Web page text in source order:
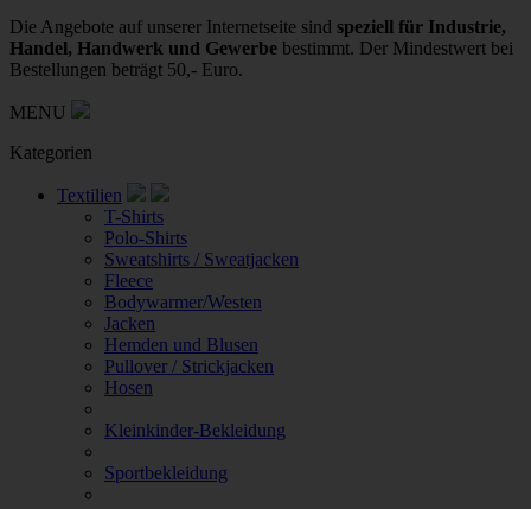
Die Angebote auf unserer Internetseite sind speziell für Industrie,
Handel, Handwerk und Gewerbe bestimmt. Der Mindestwert bei
Bestellungen beträgt 50,- Euro.
MENU
Kategorien
Textilien
T-Shirts
Polo-Shirts
Sweatshirts / Sweatjacken
Fleece
Bodywarmer/Westen
Jacken
Hemden und Blusen
Pullover / Strickjacken
Hosen
Kleinkinder-Bekleidung
Sportbekleidung